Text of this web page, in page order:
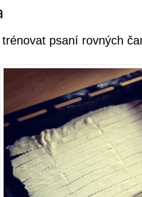
psaní rovných